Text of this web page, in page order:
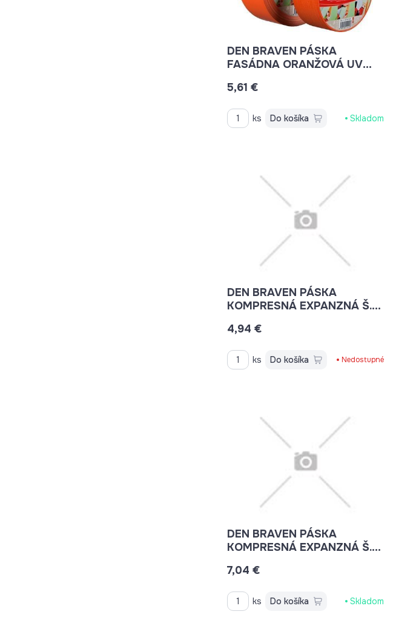
DEN BRAVEN PÁSKA
FASÁDNA ORANŽOVÁ UV
B7061MA
5,61 €
ks Do košíka Skladom
DEN BRAVEN PÁSKA
KOMPRESNÁ EXPANZNÁ Š.10
4,94 €
ks Do košíka Nedostupné
DEN BRAVEN PÁSKA
KOMPRESNÁ EXPANZNÁ Š.15
7,04 €
ks Do košíka Skladom